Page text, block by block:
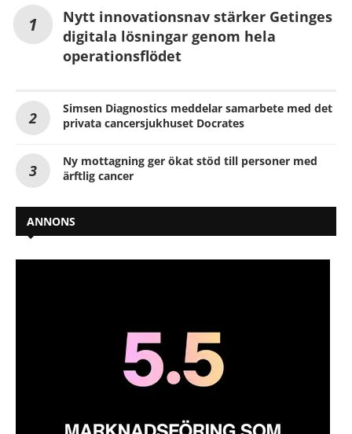
Nytt innovationsnav stärker Getinges
digitala lösningar genom hela
operationsflödet
Simsen Diagnostics meddelar samarbete med det
privata cancersjukhuset Docrates
Ny mottagning ger ökat stöd till personer med
ärftlig cancer
ANNONS